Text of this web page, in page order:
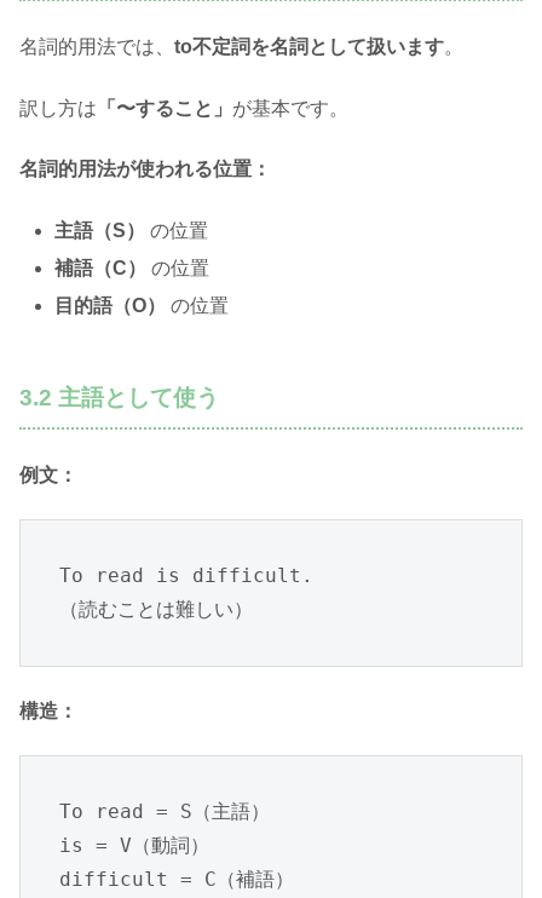
名詞的用法では、 to不定詞を名詞として扱います。
訳し方は 「〜すること」 が基本です。
名詞的用法が使われる位置：
主語（S）
の位置
補語（C）
の位置
目的語（O）
の位置
3.2 主語として使う
例文：
To read is difficult.
（読むことは難しい）
構造：
To read = S（主語）
is = V（動詞）
difficult = C（補語）